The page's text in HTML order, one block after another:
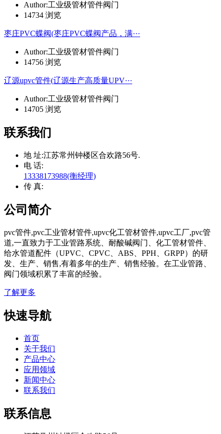
Author:工业级管材管件阀门
14734 浏览
枣庄PVC蝶阀(枣庄PVC蝶阀产品，满···
Author:工业级管材管件阀门
14756 浏览
辽源upvc管件(辽源生产高质量UPV···
Author:工业级管材管件阀门
14705 浏览
联系我们
地 址:江苏常州钟楼区合欢路56号.
电 话:
13338173988(衡经理)
传 真:
公司简介
pvc管件,pvc工业管材管件,upvc化工管材管件,upvc工厂,pvc管
道,一直致力于工业管路系统、耐酸碱阀门、化工管材管件、
给水管道配件（UPVC、CPVC、ABS、PPH、GRPP）的研
发、生产、销售,有着多年的生产、销售经验。在工业管路、
阀门领域积累了丰富的经验。
了解更多
快速导航
首页
关于我们
产品中心
应用领域
新闻中心
联系我们
联系信息